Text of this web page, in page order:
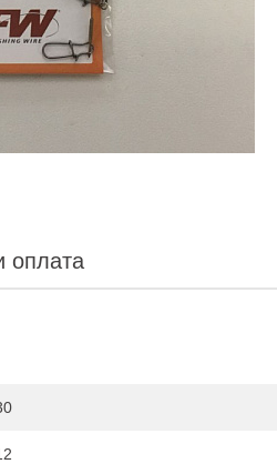
оплата